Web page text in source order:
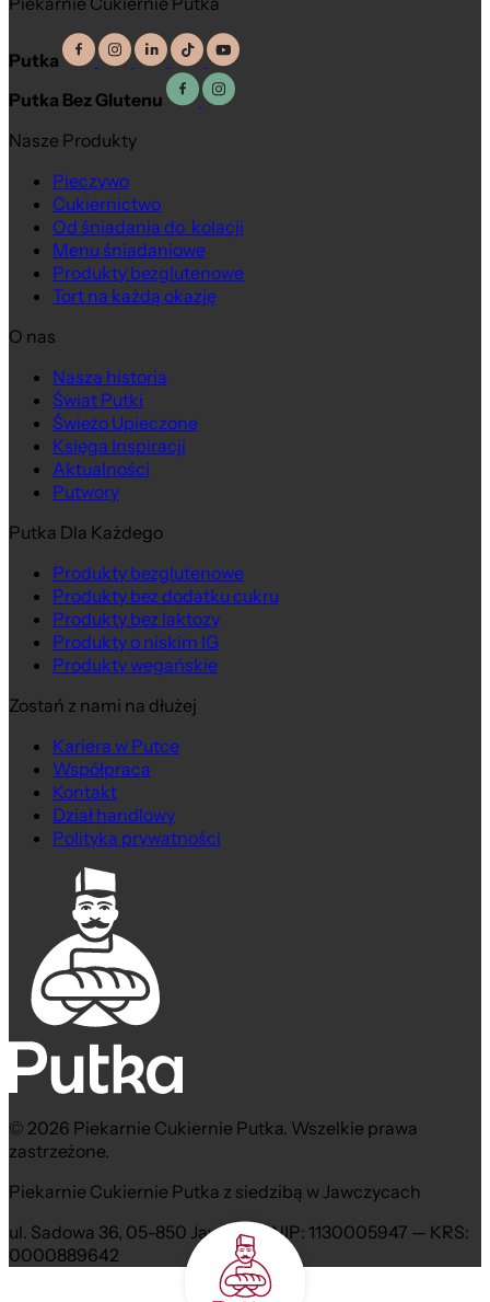
Putka
Putka Bez Glutenu
Nasze Produkty
Pieczywo
Cukiernictwo
Od śniadania do kolacji
Menu śniadaniowe
Produkty bezglutenowe
Tort na każdą okazję
O nas
Nasza historia
Świat Putki
Świeżo Upieczone
Księga Inspiracji
Aktualności
Putwory
Putka Dla Każdego
Produkty bezglutenowe
Produkty bez dodatku cukru
Produkty bez laktozy
Produkty o niskim IG
Produkty wegańskie
Zostań z nami na dłużej
Kariera w Putce
Współpraca
Kontakt
Dział handlowy
Polityka prywatności
© 2026 Piekarnie Cukiernie Putka. Wszelkie prawa
zastrzeżone.
Piekarnie Cukiernie Putka z siedzibą w Jawczycach
ul. Sadowa 36, 05-850 Jawczyce NIP: 1130005947 — KRS:
0000889642